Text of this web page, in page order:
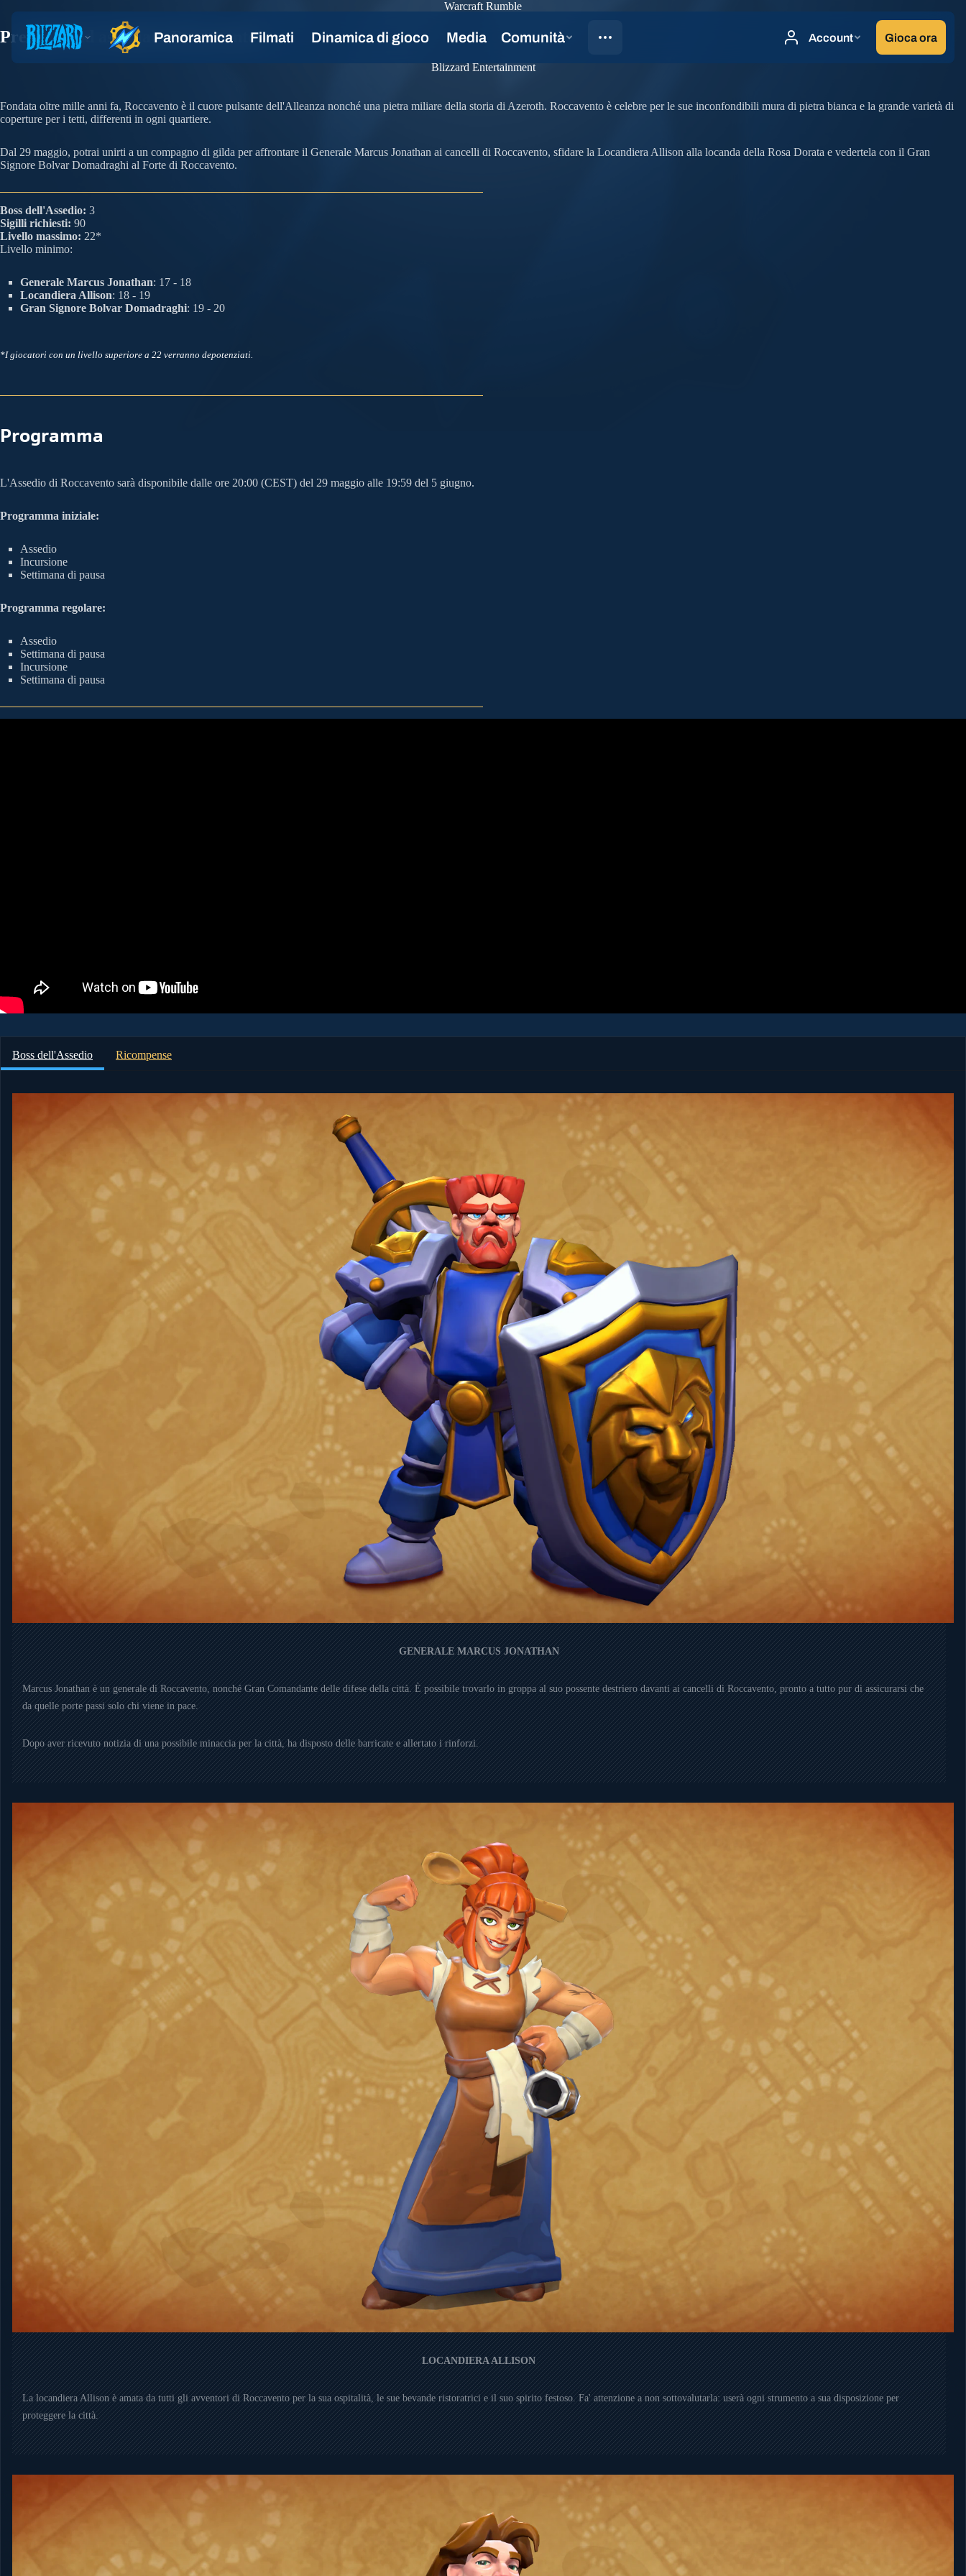
Warcraft Rumble
Preparati ad assediare Roccavento!
Blizzard Entertainment
Fondata oltre mille anni fa, Roccavento è il cuore pulsante dell'Alleanza nonché una pietra miliare della storia di Azeroth. Roccavento è celebre per le sue inconfondibili mura di pietra bianca e la grande varietà di
coperture per i tetti, differenti in ogni quartiere.
Dal 29 maggio, potrai unirti a un compagno di gilda per affrontare il Generale Marcus Jonathan ai cancelli di Roccavento, sfidare la Locandiera Allison alla locanda della Rosa Dorata e vedertela con il Gran
Signore Bolvar Domadraghi al Forte di Roccavento.
Boss dell'Assedio: 3
Sigilli richiesti: 90
Livello massimo: 22*
Livello minimo:
Generale Marcus Jonathan: 17 - 18
Locandiera Allison: 18 - 19
Gran Signore Bolvar Domadraghi: 19 - 20
*I giocatori con un livello superiore a 22 verranno depotenziati.
Programma
L'Assedio di Roccavento sarà disponibile dalle ore 20:00 (CEST) del 29 maggio alle 19:59 del 5 giugno.
Programma iniziale:
Assedio
Incursione
Settimana di pausa
Programma regolare:
Assedio
Settimana di pausa
Incursione
Settimana di pausa
Boss dell'Assedio Ricompense
GENERALE MARCUS JONATHAN
Marcus Jonathan è un generale di Roccavento, nonché Gran Comandante delle difese della città. È possibile trovarlo in groppa al suo possente destriero davanti ai cancelli di Roccavento, pronto a tutto pur di assicurarsi che
da quelle porte passi solo chi viene in pace.
Dopo aver ricevuto notizia di una possibile minaccia per la città, ha disposto delle barricate e allertato i rinforzi.
LOCANDIERA ALLISON
La locandiera Allison è amata da tutti gli avventori di Roccavento per la sua ospitalità, le sue bevande ristoratrici e il suo spirito festoso. Fa' attenzione a non sottovalutarla: userà ogni strumento a sua disposizione per
proteggere la città.